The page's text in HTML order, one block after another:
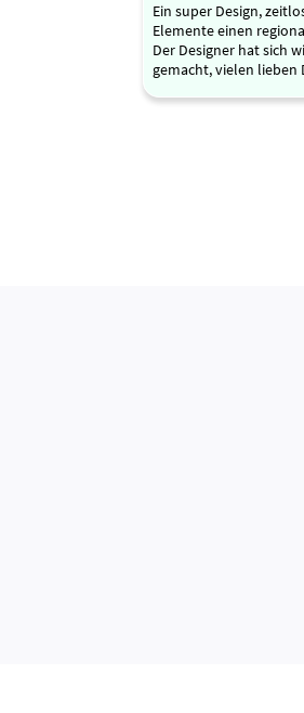
Ein super Design,
Elemente einen
Der Designer hat sich
gemacht, vielen lieben